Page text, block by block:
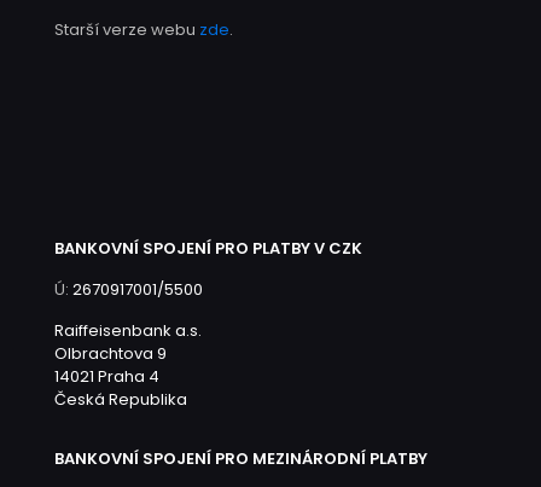
Starší verze webu zde.
BANKOVNÍ SPOJENÍ PRO PLATBY V CZK
Ú: 2670917001/5500
Raiffeisenbank a.s.
Olbrachtova 9
14021 Praha 4
Česká Republika
BANKOVNÍ SPOJENÍ PRO MEZINÁRODNÍ PLATBY